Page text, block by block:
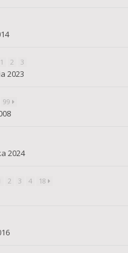
1 2 3
2023
99
2024
2 3 4 18